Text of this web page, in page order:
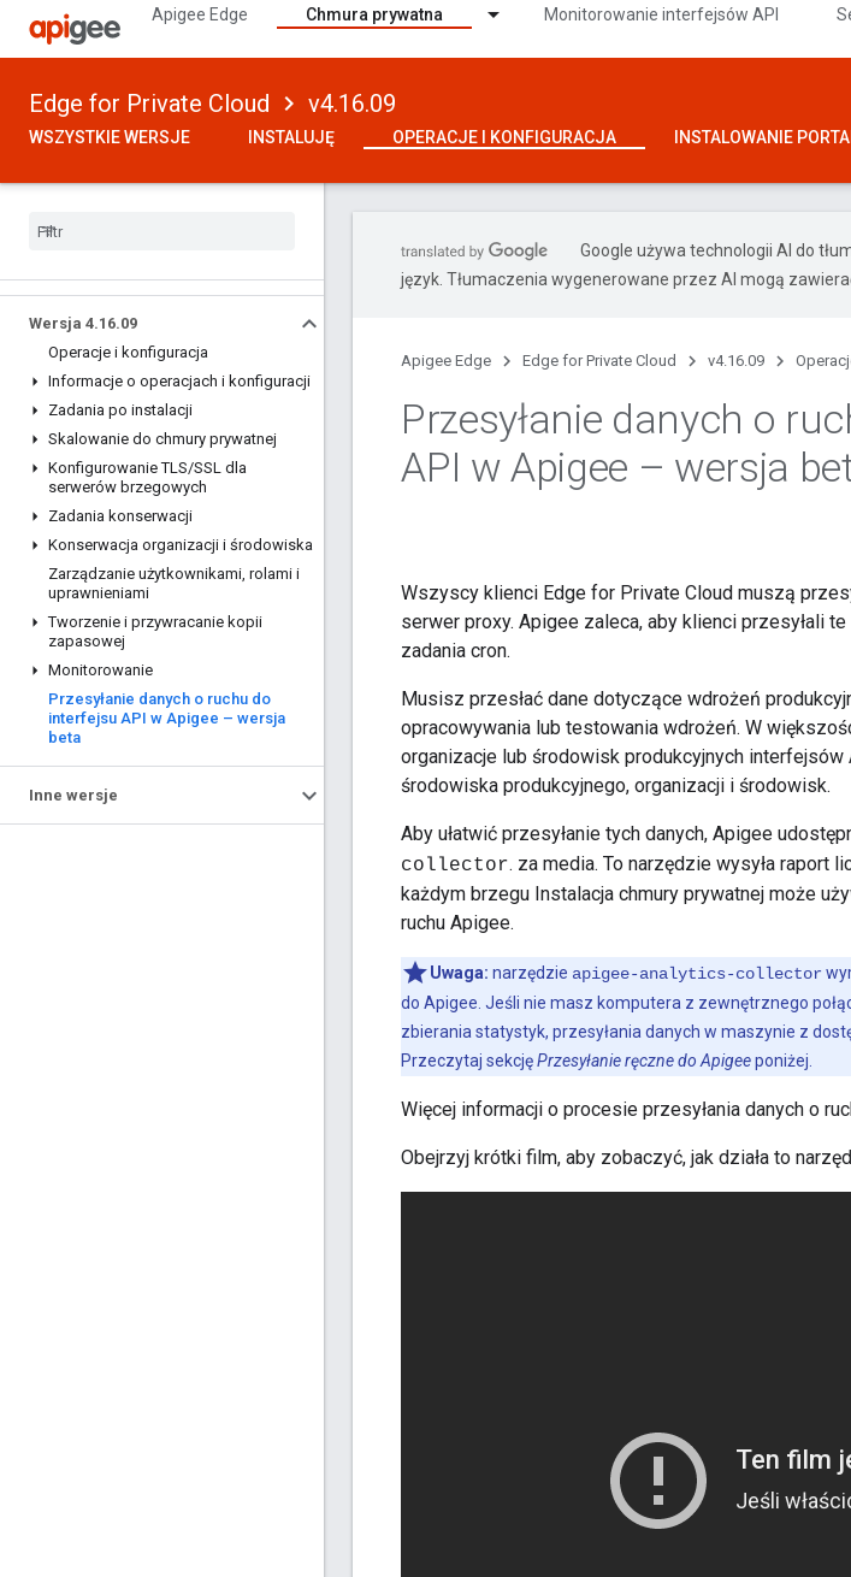
Apigee Edge Chmura prywatna Monitorowanie interfejsów API
Edge for Private Cloud v4.16.09
WSZYSTKIE WERSJE INSTALUJĘ OPERACJE I KONFIGURACJA INSTALOWANIE
Wersja 4.16.09
Operacje i konfiguracja
Informacje o operacjach i konfiguracji
Zadania po instalacji
Skalowanie do chmury prywatnej
Konfigurowanie TLS/SSL dla
serwerów brzegowych
Zadania konserwacji
Konserwacja organizacji i środowiska
Zarządzanie użytkownikami, rolami i
uprawnieniami
Tworzenie i przywracanie kopii
zapasowej
Monitorowanie
Przesyłanie danych o ruchu do
interfejsu API w Apigee – wersja
beta
Inne wersje
Google używa technologii AI do
język. Tłumaczenia wygenerowane przez AI mogą
Apigee Edge Edge for Private Cloud v4.16.09
Przesyłanie danych o
API w Apigee – wersja
Wszyscy klienci Edge for Private Cloud muszą
serwer proxy. Apigee zaleca, aby klienci przesyłali
zadania cron.
Musisz przesłać dane dotyczące wdrożeń
opracowywania lub testowania wdrożeń. W
organizacje lub środowisk produkcyjnych
środowiska produkcyjnego, organizacji i środowisk.
Aby ułatwić przesyłanie tych danych, Apigee
collector. za media. To narzędzie wysyła raport
każdym brzegu Instalacja chmury prywatnej może
ruchu Apigee.
Uwaga: narzędzie apigee-analytics-collector
do Apigee. Jeśli nie masz komputera z zewnętrznego
zbierania statystyk, przesyłania danych w maszynie z
Przeczytaj sekcjęPrzesyłanie ręczne do Apigeeponiżej.
Więcej informacji o procesie przesyłania danych o
Obejrzyj krótki film, aby zobaczyć, jak działa to